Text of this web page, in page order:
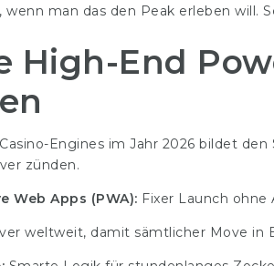
man das den Peak erleben will.
High-End
Engines im Jahr 2026 bildet
zünden.
Web Apps (PWA): Fixer Launch ohne
weltweit, damit sämtlicher Move in